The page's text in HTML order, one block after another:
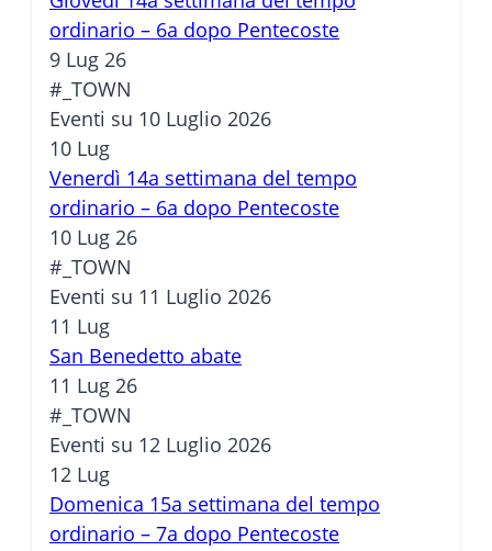
ordinario – 6a dopo Pentecoste
9 Lug 26
#_TOWN
Eventi su 10 Luglio 2026
10 Lug
Venerdì 14a settimana del tempo
ordinario – 6a dopo Pentecoste
10 Lug 26
#_TOWN
Eventi su 11 Luglio 2026
11 Lug
San Benedetto abate
11 Lug 26
#_TOWN
Eventi su 12 Luglio 2026
12 Lug
Domenica 15a settimana del tempo
ordinario – 7a dopo Pentecoste